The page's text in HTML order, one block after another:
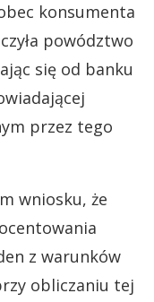
konsumenta
powództwo
się od banku
przez tego
wniosku, że
z warunków
obliczaniu tej